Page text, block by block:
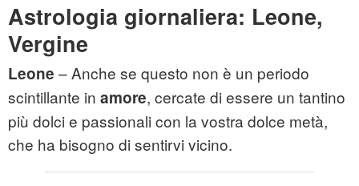
Astrologia giornaliera: Leone,
Vergine
Leone – Anche se questo non è un periodo
scintillante in amore, cercate di essere un tantino
più dolci e passionali con la vostra dolce metà,
che ha bisogno di sentirvi vicino.